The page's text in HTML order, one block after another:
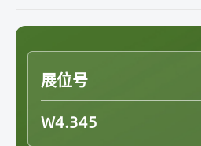
展位号
W4.345